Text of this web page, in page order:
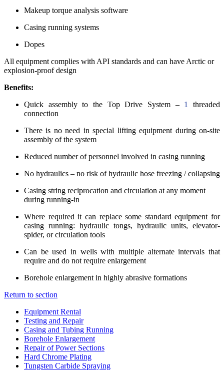
Makeup torque analysis software
Casing running systems
Dopes
All equipment complies with API standards and can have Arctic or
explosion-proof design
Benefits:
Quick assembly to the Top Drive System – 1 threaded
connection
There is no need in special lifting equipment during on-site
assembly of the system
Reduced number of personnel involved in casing running
No hydraulics – no risk of hydraulic hose freezing / collapsing
Casing string reciprocation and circulation at any moment
during running-in
Where required it can replace some standard equipment for
casing running: hydraulic tongs, hydraulic units, elevator-
spider, or circulation tools
Can be used in wells with multiple alternate intervals that
require and do not require enlargement
Borehole enlargement in highly abrasive formations
Return to section
Equipment Rental
Testing and Repair
Casing and Tubing Running
Borehole Enlargement
Repair of Power Sections
Hard Chrome Plating
Tungsten Carbide Spraying